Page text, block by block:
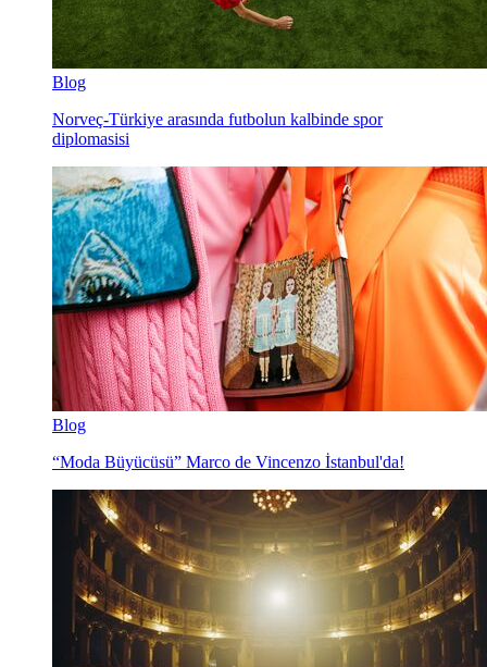
Blog
Norveç-Türkiye arasında futbolun kalbinde spor
diplomasisi
Blog
“Moda Büyücüsü” Marco de Vincenzo İstanbul'da!